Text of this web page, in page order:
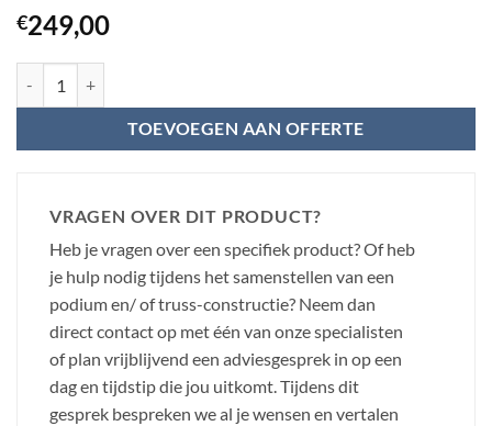
€249,00
TOEVOEGEN AAN OFFERTE
VRAGEN OVER DIT PRODUCT?
Heb je vragen over een specifiek product? Of heb
je hulp nodig tijdens het samenstellen van een
podium en/ of truss-constructie? Neem dan
direct contact op met één van onze specialisten
of plan vrijblijvend een adviesgesprek in op een
dag en tijdstip die jou uitkomt. Tijdens dit
gesprek bespreken we al je wensen en vertalen